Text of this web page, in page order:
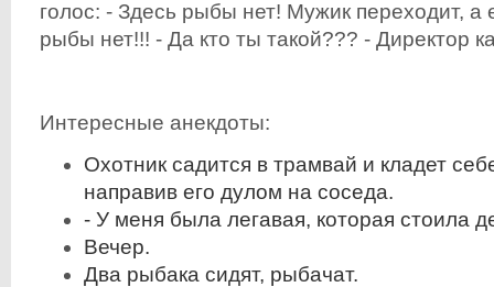
голос: - Здесь рыбы нет! Мужик переходит, а
рыбы нет!!! - Да кто ты такой??? - Директор
Интересные анекдоты:
Охотник садится в трамвай и кладет
направив его дулом на соседа.
- У меня была легавая, которая стоила
Вечер.
Два рыбака сидят, рыбачат.